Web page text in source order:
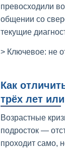
превосходили
общении со
текущие
> Ключевое: не
Как
трёх лет
Возрастные
подросток —
проходит само,